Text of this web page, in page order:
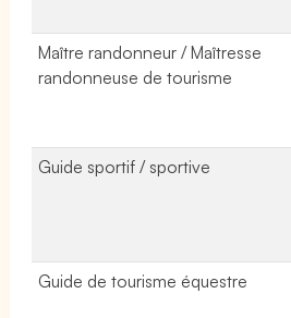
Maître randonneur / Maîtresse
randonneuse de tourisme
Guide sportif / sportive
Guide de tourisme équestre